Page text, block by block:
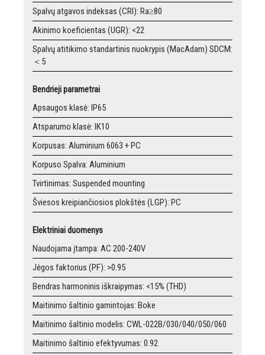
Spalvų atgavos indeksas (CRI): Ra≥80
Akinimo koeficientas (UGR): <22
Spalvų atitikimo standartinis nuokrypis (MacAdam) SDCM:
＜5
Bendrieji parametrai
Apsaugos klasė: IP65
Atsparumo klasė: IK10
Korpusas: Aluminium 6063 + PC
Korpuso Spalva: Aluminium
Tvirtinimas: Suspended mounting
Šviesos kreipiančiosios plokštės (LGP): PC
Elektriniai duomenys
Naudojama įtampa: AC 200-240V
Jėgos faktorius (PF): >0.95
Bendras harmoninis iškraipymas: <15% (THD)
Maitinimo šaltinio gamintojas: Boke
Maitinimo šaltinio modelis: CWL-022B/030/040/050/060
Maitinimo šaltinio efektyvumas: 0.92